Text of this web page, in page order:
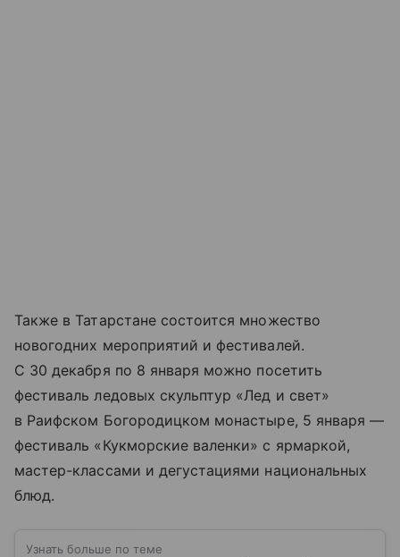
Также в Татарстане состоится множество
новогодних мероприятий и фестивалей.
С 30 декабря по 8 января можно посетить
фестиваль ледовых скульптур «Лед и свет»
в Раифском Богородицком монастыре, 5 января —
фестиваль «Кукморские валенки» с ярмаркой,
мастер-классами и дегустациями национальных
блюд.
Узнать больше по теме